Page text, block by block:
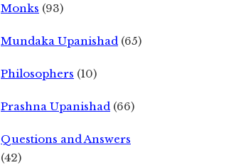
Monks (93)
Mundaka Upanishad (65)
Philosophers (10)
Prashna Upanishad (66)
Questions and Answers
(42)